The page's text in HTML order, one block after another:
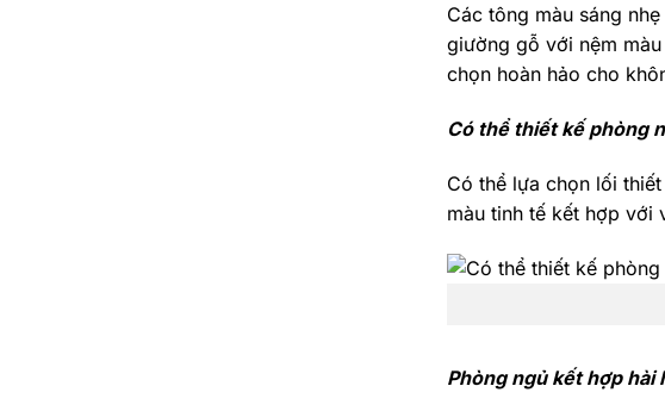
Các tông màu sáng
giường gỗ với nệm
chọn hoàn hảo cho
Có thể thiết kế phòng
Có thể lựa chọn lối
màu tinh tế kết hợp với
Phòng ngủ kết hợp hài